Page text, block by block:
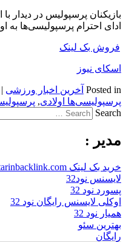
بازیکنان پرسپولیس در دیدار
ادای احترام پرسپولیسی‌ها به
فروش بک لینک
اسکای نیوز
Posted in آخرین اخبار ورزشی |
پرسپولیسی‌ها اولادی,
Search
مدیر :
خرید بک لینک behtarinbacklink.com
لایسنس نود32
پسورد نود 32
اوکلی لایسنس رایگان نود 32
همیار نود 32
بهترین سئو
رایگان